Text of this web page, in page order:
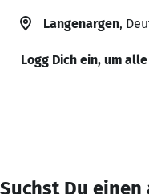
Langenargen,
Logg Dich ein, um
Suchst Du einen